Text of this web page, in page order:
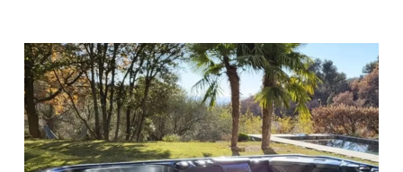
pratique
pour
votre
spa
Installation
d’un
Spa
Canadien
5
Places